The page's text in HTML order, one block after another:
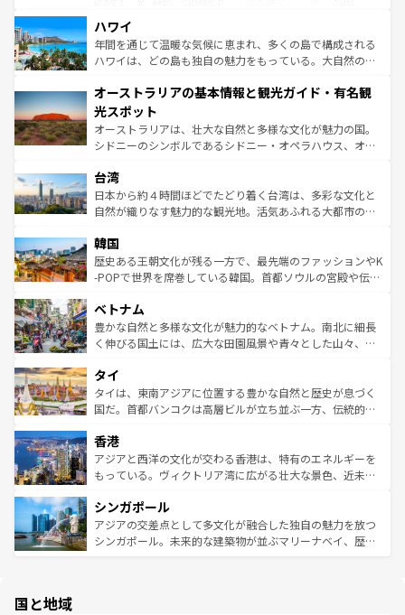
着のスイス情報は
のような巨大都市は、観光、ショッピング、エンターテイ
ンメントが詰まった刺激的なスポットだ。一方、アメリカ
西部には大自然が広がり、グランドキャニオンやイエロー
部のニューオーリンズでは、音楽と美食が融合した独特の
文化が魅力。旅行者はアメリカの各地域で異なる魅力を楽
しみながら、その多様性と豊かな歴史を感じることができ
るだろう。車でのロードトリップや列車の旅も、アメリカ
情報は
ハワイ
年間を通じて温暖な気候に恵まれ、多くの島で構成される
ハワイは、どの島も独自の魅力をもっている。大自然の神
ワイ島は見逃せない。また、定番の観光地といえばオアフ
島だが、静かな自然を求めるならマウイ島やカウアイ島が
おすすめ。エメラルドグリーンに輝く海をはじめ、豊かな
文化や歴史が息づいている。「アロハスピリット」と呼ば
人々、おいしいローカルフードやハワイアンミュージッ
ク、伝統的なフラダンスなど、すべてがハワイの魅力を彩
っている。訪れるたびに新しい発見と感動が待っているハ
はコンテンツ一覧
オーストラリアの基本情報と観光ガイド・有名観
光スポット
オーストラリアは、壮大な自然と多様な文化が魅力の国。
シドニーのシンボルであるシドニー・オペラハウス、オー
リアリーフや大陸中央部にそびえるウルル（エアーズロッ
ク）、タスマニアの美しい原生林やケアンズの熱帯雨林な
ど、見どころがたくさん。また、カフェやワイン、オージ
いる。アクティビティも充実しており、サーフィンやダイ
ビング、ハイキングなど、アウトドア好きにはたまらな
い。オーストラリアの多彩な魅力を存分に味わいつくそ
参照してほしい。
台湾
日本から約４時間ほどでたどり着く台湾は、多彩な文化と
自然が織りなす魅力的な観光地。活気あふれる大都市の台
ン）、静ひつな山岳地帯である台湾東部など、都市の喧騒
と山間の静けさが共存しており、訪れる人に新しい発見と
驚きをもたらしてくれる。また、奥深い台湾の食文化も魅
容にもいいと評判のスイーツなど、バラエティ豊かな料理
が味わえる。 なお、新着の台湾情報は コンテンツ一覧を参
照してほしい。
韓国
歴史ある王朝文化が残る一方で、最先端のファッションやK
-POPで世界を席巻している韓国。首都ソウルの宮殿や伝統
き、地方に足を延ばせば四季折々の自然美を楽しむことが
できる。そして、キムチや焼肉、絶品のストリートフード
まで、さまざまな韓国料理が待っている。夜には、韓国な
リティに包まれながら、韓国の多彩な魅力を心ゆくまで味
わってみてほしい。 なお、新着の韓国情報はコンテンツ一
覧を参照してほしい。
ベトナム
豊かな自然と多様な文化が魅力的なベトナム。南北に細長
く伸びる国土には、広大な田園風景や青々とした山々、世
急速な発展と共に伝統が息づく。ハノイの古い町並みやホ
ーチミン市のフランス統治時代の建物も、独特の雰囲気を
醸し出している。また、バラエティの豊かさとおいしさで
とつ。フォーやバインミー、ベトナムコーヒーなどは、ぜ
ひ現地で味わいたい。どの地域を訪れてもあたたかい人々
が旅行者を迎えてくれるので、きっと忘れられない旅にな
参照してほしい。
タイ
タイは、東南アジアに位置する豊かな自然と歴史が息づく
国だ。首都バンコクは高層ビルが立ち並ぶ一方、伝統的な
の活気が交差している。北部ではチェンマイなどの山岳地
帯で自然と触れ合い、南部ではプーケットやクラビの美し
いビーチでリゾート気分を楽しむことができる。タイ料理
激する。気候は一年中温暖で、どの季節にも異なる楽しみ
が待っている。親しみやすいタイの人々、仏教を中心とし
た文化、そして多様な観光資源が、訪れる旅人を魅了し続
香港
アジアと西洋の文化が交わる香港は、特有のエネルギーを
もっている。ヴィクトリア湾に広がる壮大な景色、近未来
み、どこを訪れても感動するはず。観光スポットが密集し
ており、効率よく見どころを回れるのも魅力。息をのむよ
うな絶景から文化的な体験まで、香港を存分に楽しみ尽く
シンガポール
アジアの交差点として多文化が融合した独自の魅力を放つ
シンガポール。未来的な建築物が並ぶマリーナベイ、歴史
国と地域